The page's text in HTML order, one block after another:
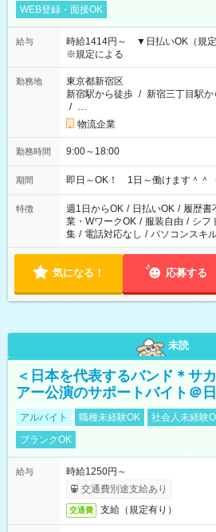
WEB登録・面接OK
給与
時給1414円～ ▼日払いOK（規
※規定による
勤務地
東京都新宿区
新宿駅から徒歩 / 新宿三丁目駅か
/ …
物流企業
勤務時間 9:00～18:00
期間 即日～OK！ 1日～働けます＾＾
特徴 週1日からOK / 日払いOK / 履歴書
業・WワークOK / 服装自由 / シフ
集 / 電話対応なし / パソコンスキ
気になる！ 応募する
未読
＜日本を代表するバンド＊サ
アー公演のサポートバイト＠
アルバイト 職種未経験OK 社会人未経験
ブランクOK
給与
時給1250円～
交通費別途支給あり
交通費 支給（規定有り）